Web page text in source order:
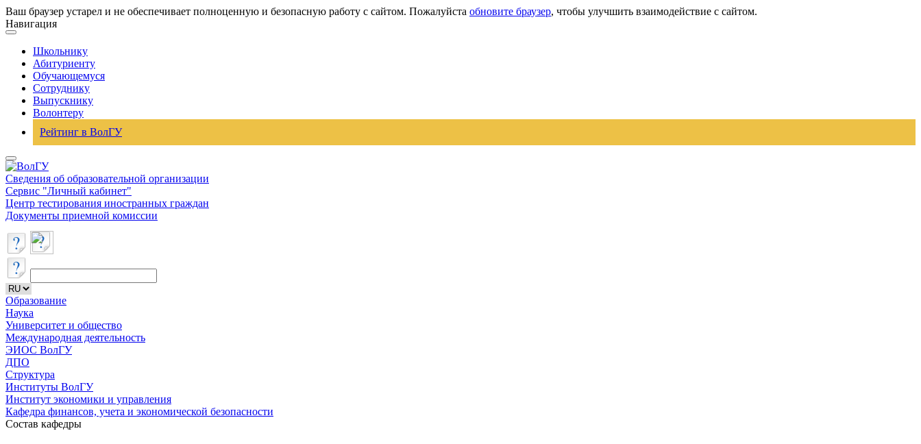
Ваш браузер устарел и не обеспечивает полноценную и безопасную работу с сайтом. Пожалуйста обновите браузер, чтобы улучшить взаимодействие с сайтом.
Навигация
Школьнику
Абитуриенту
Обучающемуся
Сотруднику
Выпускнику
Волонтеру
Рейтинг в ВолГУ
Сведения об образовательной организации
Сервис "Личный кабинет"
Центр тестирования иностранных граждан
Документы приемной комиссии
Образование
Наука
Университет и общество
Международная деятельность
ЭИОС ВолГУ
ДПО
Структура
Институты ВолГУ
Институт экономики и управления
Кафедра финансов, учета и экономической безопасности
Состав кафедры